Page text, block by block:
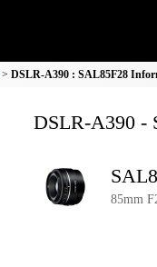
DSLR-A390 : SAL85F28
DSLR-A390 -
85mm